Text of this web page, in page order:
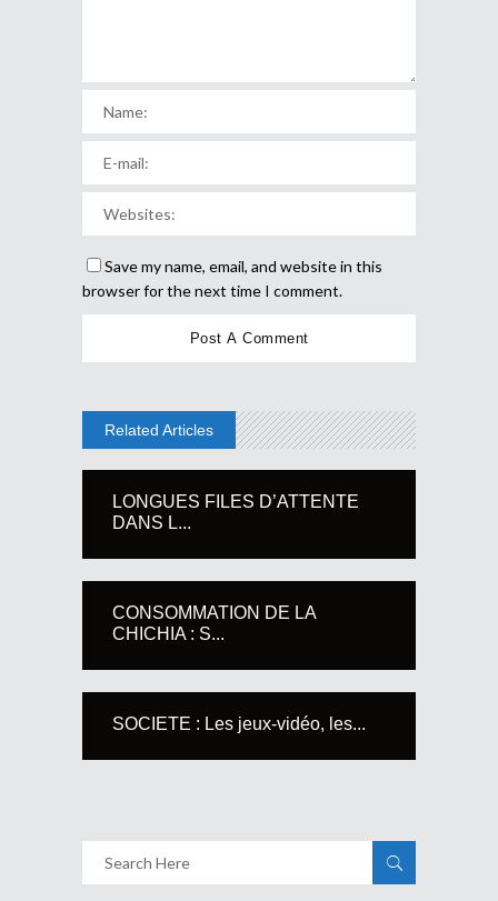
Save my name, email, and website in this
browser for the next time I comment.
Related Articles
LONGUES FILES D’ATTENTE
DANS L...
CONSOMMATION DE LA
CHICHIA : S...
SOCIETE : Les jeux-vidéo, les...